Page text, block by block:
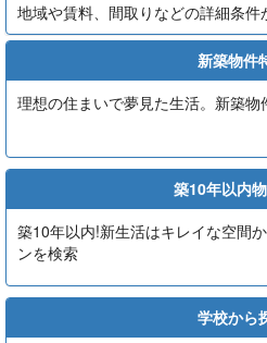
地域や賃料、間取りなどの詳細条件
新築物件
理想の住まいで夢見た生活。新築物
築10年以内
築10年以内!新生活はキレイな空間
ンを検索
学校から